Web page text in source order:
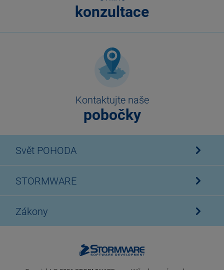
konzultace
Kontaktujte naše
pobočky
Svět POHODA
STORMWARE
Zákony